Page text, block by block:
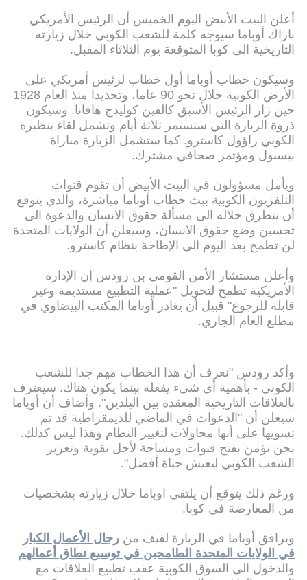
أعلن البيت الأبيض اليوم الخميس أن الرئيس الأمريكي
باراك أوباما سيوجه كلمة للشعب الكوبي خلال زيارته
التاريخية الى كوبا المتوقعة يوم الثلاثاء المقبل.
وسيكون خطاب أوباما أول خطاب لرئيس أمريكي على
الأرض الكوبية خلال نحو 90 عاما، وتحديدا منذ العام 1928
حين زار الرئيس الأسبق كالفين كوليدج هافانا. وسيكون
ذروة الزيارة التي ستستمر ثلاثة أيام وتشمل لقاء بنظيره
الكوبي راؤول كاسترو. كما ستشمل الزيارة مباراة
بيسبول ومؤتمر صحافي مشترك.
ويأمل مسؤولون في البيت الأبيض أن تقوم قنوات
التلفزيون الكوبية ببث خطاب أوباما مباشرة، والذي يتوقع
أن يتطرق خلاله الى مسألة حقوق الانسان والدعوة الى
تحسين وضع حقوق الانسان، وسيعلن أن الولايات المتحدة
لن تطمح بعد اليوم الى الإطاحة بنظام كاسترو.
وأعلن مستشار الأمن القومي بن رودس إن الإدارة
الأمريكية تطمح لتحويل "عملية التطبيع مستديمة وغير
قابلة للرجوع" قبيل أن يغادر أوباما المكتب البيضاوي في
مطلع العام الجاري.
وأكد رودس "نعرف أن هذا الخطاب مهم جدا للشعب
الكوبي - بأهمية أي شيء يفعله بينما يكون هناك. سيعترف
بالعلاقات التاريخية المعقدة بين البلدين". وأضاف أن أوباما
سيعلن أن "الدعوات في الماضي للديمقراطية قد تم
تسويها على أنها محاولات لتغيير النظام وهذا ليس كذلك.
نحن نؤمن بفتح قنوات ومساحة لأجل تقوية وتعزيز
الشعب الكوبي ليعيش حياة أفضل".
ورغم ذلك يتوقع أن يلتقي اوباما خلال زيارته بشخصيات
من المعارضة في كوبا.
ويرافق أوباما في الزيارة لفيف من رجال الأعمال الكبار
في الولايات المتحدة الطامحين في توسيع نطاق أعمالهم
والدخول الى السوق الكوبية عقب تطبيع العلاقات مع